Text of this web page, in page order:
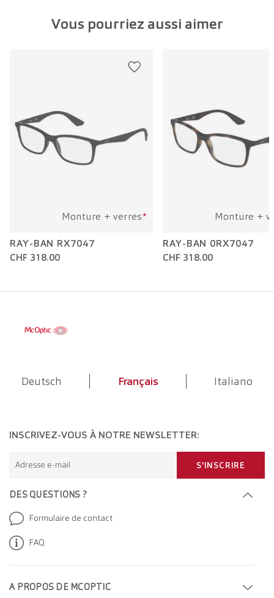
Largeur verre: 51 mm
Vous pourriez aussi aimer
Monture + verres*
RAY-BAN RX7047
CHF 318.00
Monture +
RAY-BAN 0RX7047
CHF 318.00
Deutsch Français Italiano
A PROPOS DE MCOPTIC
DES QUESTIONS ?
Formulaire de contact
FAQ
INSCRIVEZ-VOUS À NOTRE NEWSLETTER:
Adresse e-mail S'INSCRIRE